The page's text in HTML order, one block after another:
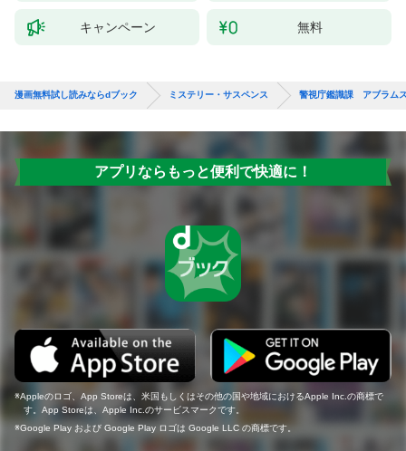
キャンペーン 無料
漫画無料試し読みならdブック ミステリー・サスペンス 警視庁鑑識課 アブラム
アプリならもっと便利で快適に！
Appleのロゴ、App Storeは、米国もしくはその他の国や地域におけるApple Inc.の商標で
す。App Storeは、Apple Inc.のサービスマークです。
Google Play および Google Play ロゴは Google LLC の商標です。